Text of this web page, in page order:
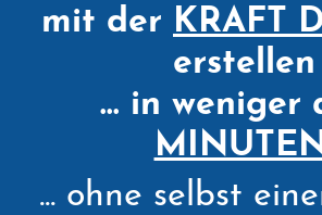
mit der KRAFT
erstellen
... in weniger
... ohne selbst